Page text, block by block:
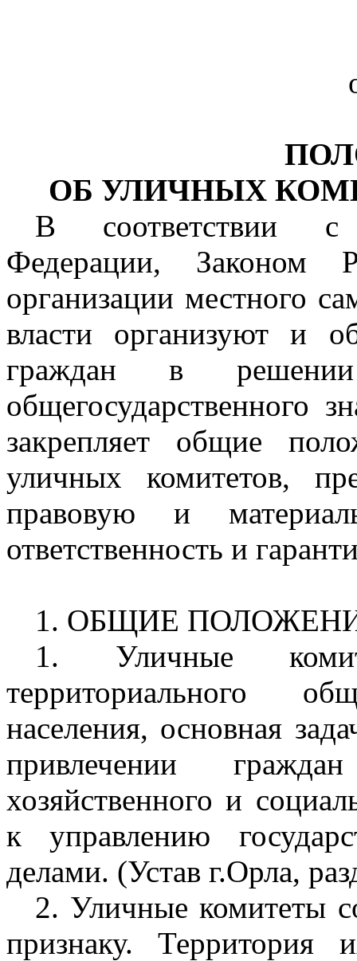
ОБ УЛИЧНЫХ
В соответствии с
Федерации,
организации местного
власти организуют и
граждан в
общегосударственного
закрепляет общие
уличных комитетов,
правовую и
ответственность и
1. ОБЩИЕ
1. Уличные
территориального
населения, основная
привлечении
хозяйственного и
к управлению
делами. (Устав г.Орла,
2. Уличные комитеты
признаку. Территория